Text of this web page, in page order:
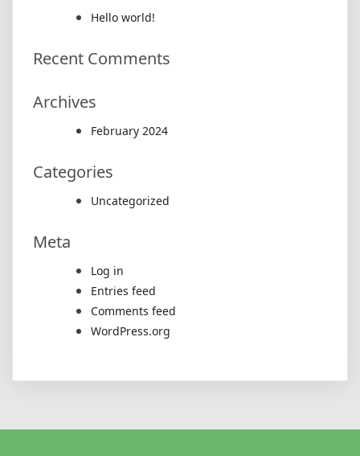
Hello world!
Recent Comments
Archives
February 2024
Categories
Uncategorized
Meta
Log in
Entries feed
Comments feed
WordPress.org